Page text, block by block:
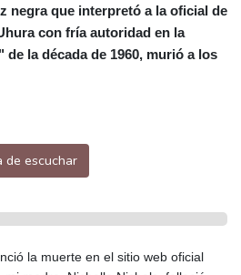
Córdoba
28 °C
Murcia
28 °C
Asunción
negra que interpretó a la oficial de
con fría autoridad en la
la década de 1960, murió a los
de escuchar
la muerte en el sitio web oficial